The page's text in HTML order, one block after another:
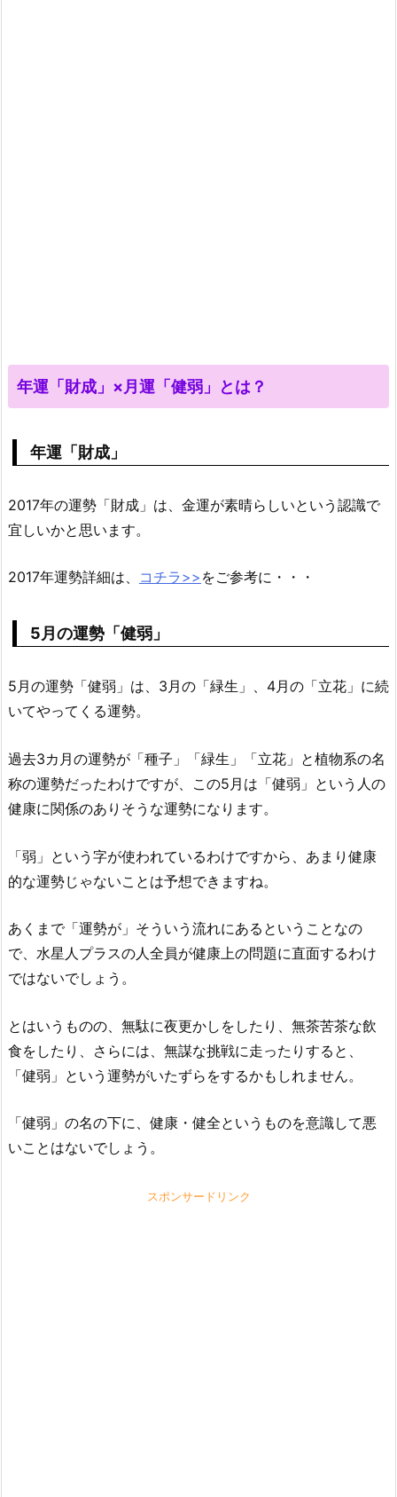
年運「財成」×月運「健弱」とは？
年運「財成」
2017年の運勢「財成」は、金運が素晴らしいという認識で
宜しいかと思います。
2017年運勢詳細は、 コチラ>> をご参考に・・・
5月の運勢「健弱」
5月の運勢「健弱」は、3月の「緑生」、4月の「立花」に続
いてやってくる運勢。
過去3カ月の運勢が「種子」「緑生」「立花」と植物系の名
称の運勢だったわけですが、この5月は「健弱」という人の
健康に関係のありそうな運勢になります。
「弱」という字が使われているわけですから、あまり健康
的な運勢じゃないことは予想できますね。
あくまで「運勢が」そういう流れにあるということなの
で、水星人プラスの人全員が健康上の問題に直面するわけ
ではないでしょう。
とはいうものの、無駄に夜更かしをしたり、無茶苦茶な飲
食をしたり、さらには、無謀な挑戦に走ったりすると、
「健弱」という運勢がいたずらをするかもしれません。
「健弱」の名の下に、健康・健全というものを意識して悪
いことはないでしょう。
スポンサードリンク